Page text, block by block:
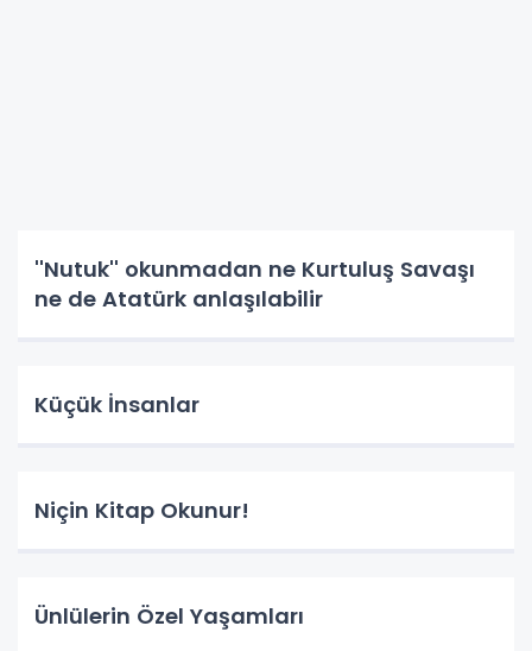
''Nutuk'' okunmadan ne Kurtuluş Savaşı
ne de Atatürk anlaşılabilir
Küçük İnsanlar
Niçin Kitap Okunur!
Ünlülerin Özel Yaşamları